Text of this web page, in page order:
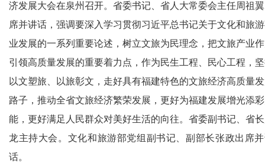
济发展大会在泉州召开。省委书记、省人大常委会主任周祖
席并讲话，强调要深入学习贯彻习近平总书记关于文化和旅
业发展的一系列重要论述，树立文旅为民理念，把文旅产业
引领高质量发展的重要着力点，作为民生工程、民心工程，
以文塑旅、以旅彰文，走好具有福建特色的文旅经济高质量
路子，推动全省文旅经济繁荣发展，更好为福建发展增光添
能，更好满足人民群众对美好生活的向往。省委副书记、省
龙主持大会。文化和旅游部党组副书记、副部长张政出席
话。